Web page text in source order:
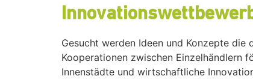
Gesucht werden Ideen und Konzepte
Kooperationen zwischen Einzelhändlern
Innenstädte und wirtschaftliche